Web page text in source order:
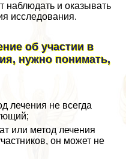
наблюдать и оказывать
исследования.
об участии в
нужно понимать,
лечения не всегда
или метод лечения
он может не